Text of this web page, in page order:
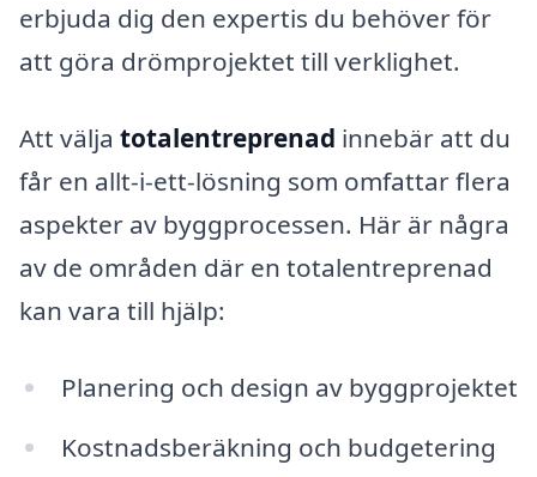
erbjuda dig den expertis du behöver för
att göra drömprojektet till verklighet.
Att välja totalentreprenad innebär att du
får en allt-i-ett-lösning som omfattar flera
aspekter av byggprocessen. Här är några
av de områden där en totalentreprenad
kan vara till hjälp:
Planering och design av byggprojektet
Kostnadsberäkning och budgetering